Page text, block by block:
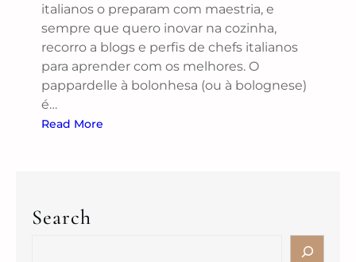
italianos o preparam com maestria, e
sempre que quero inovar na cozinha,
recorro a blogs e perfis de chefs italianos
para aprender com os melhores. O
pappardelle à bolonhesa (ou à bolognese)
é…
Read More
Search